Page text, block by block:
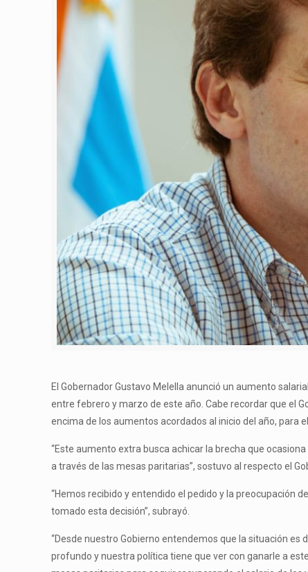
El Gobernador Gustavo Melella anunció un aumento
entre febrero y marzo de este año. Cabe recordar que el
encima de los aumentos acordados al inicio del año, para
“Este aumento extra busca achicar la brecha que
a través de las mesas paritarias”, sostuvo al respecto el
“Hemos recibido y entendido el pedido y la preocupación
tomado esta decisión”, subrayó.
“Desde nuestro Gobierno entendemos que la situación
profundo y nuestra política tiene que ver con ganarle a